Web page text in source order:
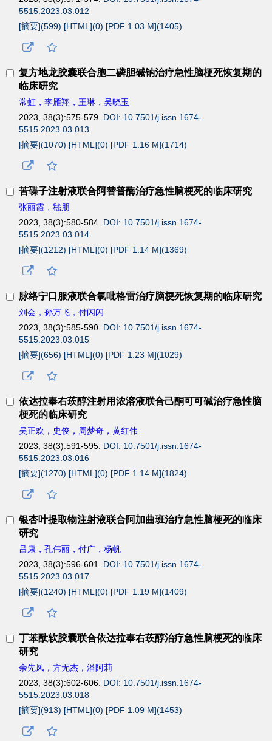
5515.2023.03.012
[摘要](599) [HTML](0) [PDF 1.03 M](1405)
复方地龙胶囊联合胞二磷胆碱钠治疗急性脑梗死恢复期的
临床研究
常虹，李雁翔，王琳，吴晓玉
2023, 38(3):575-579. DOI: 10.7501/j.issn.1674-
5515.2023.03.013
[摘要](1070) [HTML](0) [PDF 1.16 M](1714)
苦碟子注射液联合阿替普酶治疗急性脑梗死的临床研究
张丽霞，嵇朋
2023, 38(3):580-584. DOI: 10.7501/j.issn.1674-
5515.2023.03.014
[摘要](1212) [HTML](0) [PDF 1.14 M](1369)
脉络宁口服液联合氯吡格雷治疗脑梗死恢复期的临床研究
刘会，孙万飞，付闪闪
2023, 38(3):585-590. DOI: 10.7501/j.issn.1674-
5515.2023.03.015
[摘要](656) [HTML](0) [PDF 1.23 M](1029)
依达拉奉右莰醇注射用浓溶液联合己酮可可碱治疗急性脑
梗死的临床研究
吴正欢，史俊，周梦奇，黄红伟
2023, 38(3):591-595. DOI: 10.7501/j.issn.1674-
5515.2023.03.016
[摘要](1270) [HTML](0) [PDF 1.14 M](1824)
银杏叶提取物注射液联合阿加曲班治疗急性脑梗死的临床
研究
吕康，孔伟丽，付广，杨帆
2023, 38(3):596-601. DOI: 10.7501/j.issn.1674-
5515.2023.03.017
[摘要](1240) [HTML](0) [PDF 1.19 M](1409)
丁苯酞软胶囊联合依达拉奉右莰醇治疗急性脑梗死的临床
研究
余先凤，方无杰，潘阿莉
2023, 38(3):602-606. DOI: 10.7501/j.issn.1674-
5515.2023.03.018
[摘要](913) [HTML](0) [PDF 1.09 M](1453)